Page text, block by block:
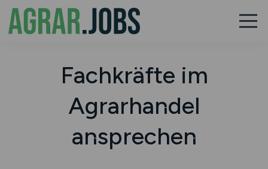
Fachkräfte im
Agrarhandel
ansprechen